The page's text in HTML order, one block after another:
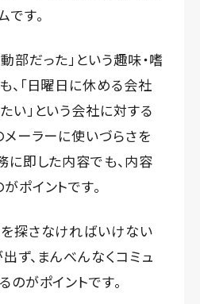
す。
部だった」という趣味・嗜
、「日曜日に休める会社
い」という会社に対する
メーラーに使いづらさを
に即した内容でも、内容
ポイントです。
探さなければいけない
ず、まんべんなくコミュ
がポイントです。